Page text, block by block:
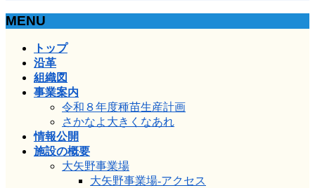
MENU
トップ
沿革
組織図
事業案内
令和８年度種苗生産計画
さかなよ大きくなあれ
情報公開
施設の概要
大矢野事業場
大矢野事業場-アクセス